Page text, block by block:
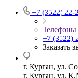
+7 (3522) 22-
Телефоны
+7 (3522)
Заказать
г. Курган, ул.
г. Курган, ул.